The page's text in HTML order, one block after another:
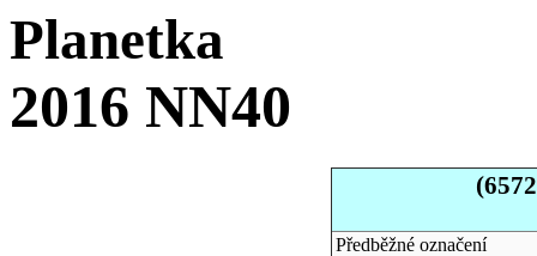
Planetka
2016 NN40
Předběžné označení